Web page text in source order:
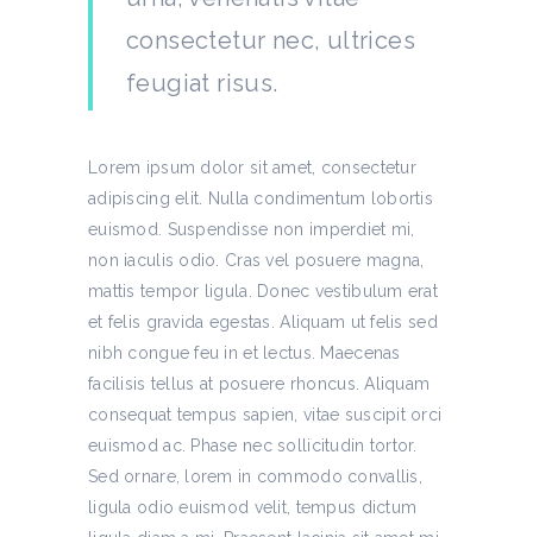
consectetur nec, ultrices
feugiat risus.
Lorem ipsum dolor sit amet, consectetur
adipiscing elit. Nulla condimentum lobortis
euismod. Suspendisse non imperdiet mi,
non iaculis odio. Cras vel posuere magna,
mattis tempor ligula. Donec vestibulum erat
et felis gravida egestas. Aliquam ut felis sed
nibh congue feu in et lectus. Maecenas
facilisis tellus at posuere rhoncus. Aliquam
consequat tempus sapien, vitae suscipit orci
euismod ac. Phase nec sollicitudin tortor.
Sed ornare, lorem in commodo convallis,
ligula odio euismod velit, tempus dictum